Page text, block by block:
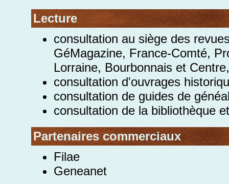
Lecture
consultation au siège des
GéMagazine, France-Comté,
Lorraine, Bourbonnais et
consultation d'ouvrages
consultation de guides de
consultation de la bibliothèque
Partenaires commerciaux
Filae
Geneanet